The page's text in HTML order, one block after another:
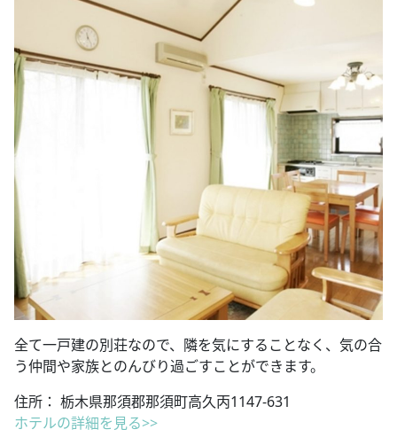
全て一戸建の別荘なので、隣を気にすることなく、気の合
う仲間や家族とのんびり過ごすことができます。
住所： 栃木県那須郡那須町高久丙1147-631
ホテルの詳細を見る>>